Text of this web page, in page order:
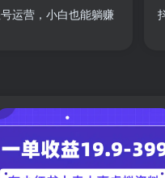
运营，小白也能躺赚